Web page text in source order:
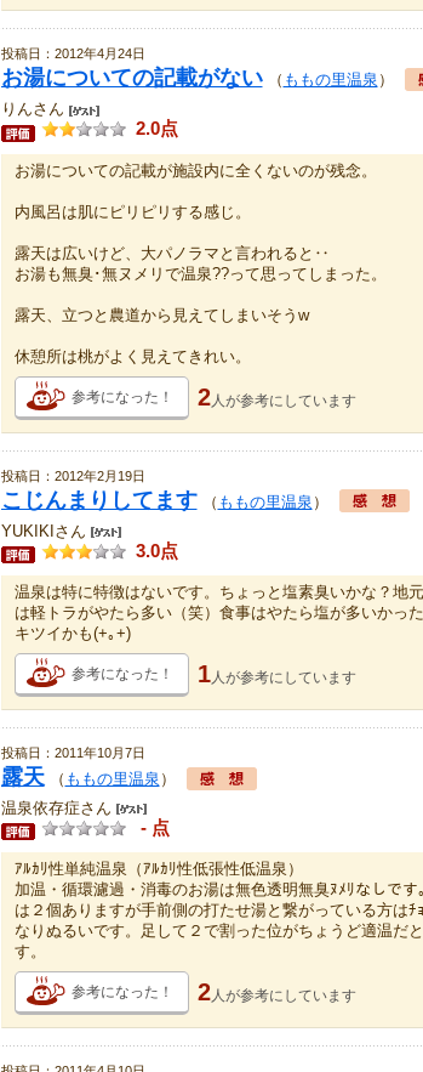
投稿日：2012年4月24日
お湯についての記載がない（ ももの里温泉 ）
りんさん
2.0点
お湯についての記載が施設内に全くないのが残念。
内風呂は肌にピリピリする感じ。
露天は広いけど、大パノラマと言われると‥
お湯も無臭･無ヌメリで温泉??って思ってしまった。
露天、立つと農道から見えてしまいそうw
休憩所は桃がよく見えてきれい。
参考になった！ 2人が参考にしています
投稿日：2012年2月19日
こじんまりしてます（ ももの里温泉 ）
YUKIKIさん
3.0点
温泉は特に特徴はないです。ちょっと塩素臭いかな？地
は軽トラがやたら多い（笑）食事はやたら塩が多いかっ
キツイかも(+｡+)
参考になった！ 1人が参考にしています
投稿日：2011年10月7日
露天（ ももの里温泉 ）
温泉依存症さん
- 点
ｱﾙｶﾘ性単純温泉（ｱﾙｶﾘ性低張性低温泉）
加温・循環濾過・消毒のお湯は無色透明無臭ﾇﾒﾘなしで
は２個ありますが手前側の打たせ湯と繋がっている方はﾁ
なりぬるいです。足して２で割った位がちょうど適温だ
す。
参考になった！ 2人が参考にしています